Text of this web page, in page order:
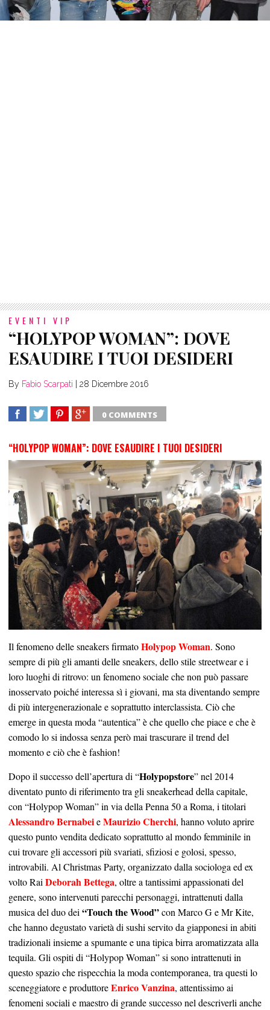
EVENTI VIP
“HOLYPOP WOMAN”: DOVE
ESAUDIRE I TUOI DESIDERI
By Fabio Scarpati 28 Dicembre 2016
0 COMMENTS
“HOLYPOP WOMAN”: DOVE ESAUDIRE I TUOI DESIDERI
Il fenomeno delle sneakers firmatoHolypop Woman. Sono
sempre di più gli amanti delle sneakers, dello stile streetwear e i
loro luoghi di ritrovo: un fenomeno sociale che non può passare
inosservato poiché interessa sì i giovani, ma sta diventando sempre
di più intergenerazionale e soprattutto interclassista. Ciò che
emerge in questa moda “autentica” è che quello che piace e che è
comodo lo si indossa senza però mai trascurare il trend del
momento e ciò che è fashion!
Dopo il successo dell’apertura di “Holypopstore” nel 2014
diventato punto di riferimento tra gli sneakerhead della capitale,
con “Holypop Woman” in via della Penna 50 a Roma, i titolari
Alessandro BernabeieMaurizio Cherchi, hanno voluto aprire
questo punto vendita dedicato soprattutto al mondo femminile in
cui trovare gli accessori più svariati, sfiziosi e golosi, spesso,
introvabili. Al Christmas Party, organizzato dalla sociologa ed ex
volto RaiDeborah Bettega, oltre a tantissimi appassionati del
genere, sono intervenuti parecchi personaggi, intrattenuti dalla
musica del duo dei“Touch the Wood”con Marco G e Mr Kite,
che hanno degustato varietà di sushi servito da giapponesi in abiti
tradizionali insieme a spumante e una tipica birra aromatizzata alla
tequila. Gli ospiti di “Holypop Woman” si sono intrattenuti in
questo spazio che rispecchia la moda contemporanea, tra questi lo
sceneggiatore e produttoreEnricoVanzina, attentissimo ai
fenomeni sociali e maestro di grande successo nel descriverli anche